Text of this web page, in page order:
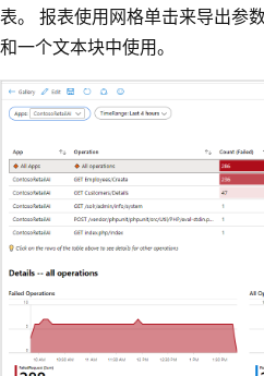
表。 报表使用网格单击来导出参
和一个文本块中使用。